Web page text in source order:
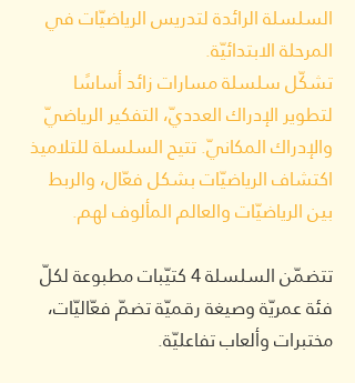
السلسلة الرائدة لتدريس الرياضيّات في
المرحلة الابتدائيّة.
تشكّل سلسلة مسارات زائد أساسًا
لتطوير الإدراك العدديّ، التفكير الرياضيّ
والإدراك المكانيّ. تتيح السلسلة للتلاميذ
اكتشاف الرياضيّات بشكل فعّال، والربط
بين الرياضيّات والعالم المألوف لهم.
تتضمّن السلسلة 4 كتيّبات مطبوعة لكلّ
فئة عمريّة وصيغة رقميّة تضمّ فعّاليّات،
مختبرات وألعاب تفاعليّة.